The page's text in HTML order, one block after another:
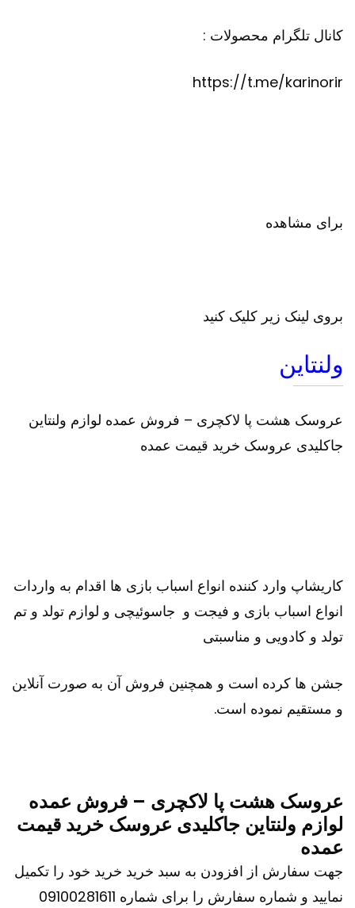
کانال تلگرام محصولات :
https://t.me/karinorir
برای مشاهده
بروی لینک زیر کلیک کنید
ولنتاین
عروسک هشت پا لاکچری – فروش عمده لوازم ولنتاین
جاکلیدی عروسک خرید قیمت عمده
کاریشاپ وارد کننده انواع اسباب بازی ها اقدام به واردات
انواع اسباب بازی و فیجت و جاسوئیچی و لوازم تولد و تم
تولد و کادویی و مناسبتی
جشن ها کرده است و همچنین فروش آن به صورت آنلاین
و مستقیم نموده است.
عروسک هشت پا لاکچری – فروش عمده
لوازم ولنتاین جاکلیدی عروسک خرید قیمت
عمده
جهت سفارش از افزودن به سبد خرید خرید خود را تکمیل
نمایید و شماره سفارش را برای شماره 09100281611